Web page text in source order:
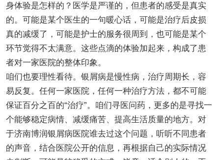
身体验是怎样的？医学是严谨的，但患者的感受是真实
的。可能是某个医生的一句暖心话，可能是治疗后皮损
真的减缓了，可能是护士的服务很周到，也可能是某个
环节觉得不太满意。这些点滴的体验加起来，构成了患
者对一家医院的整体印象。
咱们也要理性看待。银屑病是慢性病，治疗周期长，容
易反复。任何一家医院，任何一种治疗方法，都不可能
保证百分之百的“治疗”。咱们寻医问药，更多的是寻找一
个能够稳定病情、减缓痛苦、提高生活质量的地方。对
于济南博润银屑病医院谁去过这个问题，听听不同患者
的声音，结合医院公开的信息，再根据自己的实际情况